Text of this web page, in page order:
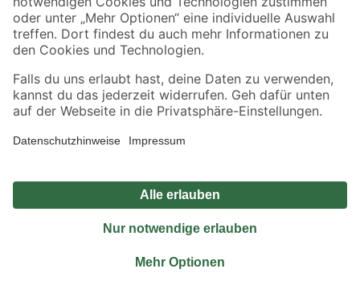
Alle Preisangaben in EUR inkl. gesetzl. MwSt.. Die dargestellten Angebote sind unter
Umständen nicht in allen Märkten verfügbar. Die angegebenen Verfügbarkeiten beziehen
Produkte nur solange der Vorrat reicht.
*Paketversand ab 59 € versandkostenfrei, gilt nicht für Artikel mit Speditionsversand, hier
Privatsphäre Impressum
Nutzungsbedingungen
Widerrufsrecht
Vertrag widerrufen
© 2026 toom Baumarkt GmbH